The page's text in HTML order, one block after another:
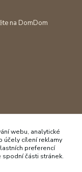
na DomDom
webu, analytické
účely cílení reklamy
preferencí
části stránek.